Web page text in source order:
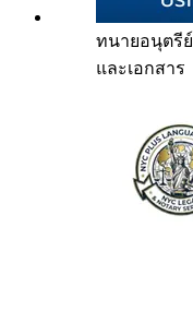
ทนายอนุตรีย์
และเอกสาร